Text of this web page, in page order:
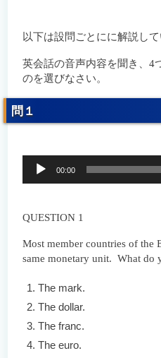
合格者の声
合格者の声
以下は設問ごとにに解説して
英会話の音声内容を聞き、4
のを選びなさい。
問１
ー
ー
00:00
QUESTION 1
Most member countries of the
same monetary unit. What do
The mark.
The dollar.
The franc.
The euro.